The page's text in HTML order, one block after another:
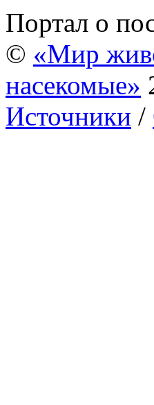
Портал о
© «Мир
насекомые»
Источники /